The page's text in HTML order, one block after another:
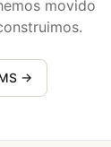
movido
→